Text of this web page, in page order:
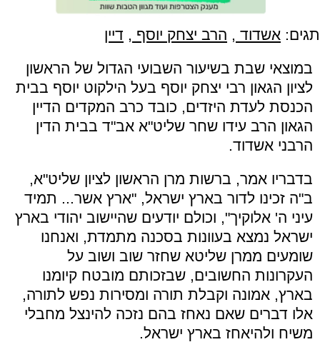
תגים: אשדוד , הרב יצחק יוסף , דיין
במוצאי שבת בשיעור השבועי הגדול של הראשון
לציון הגאון רבי יצחק יוסף בעל הילקוט יוסף בבית
הכנסת לעדת היזדים, כובד כרב המקדים הדיין
הגאון הרב עידו שחר שליט"א אב"ד בבית הדין
הרבני אשדוד.
בדבריו אמר, ברשות מרן הראשון לציון שליט"א,
ב"ה זכינו לדור בארץ ישראל, "ארץ אשר... תמיד
עיני ה' אלוקיך", וכולם יודעים שהיישוב יהודי בארץ
ישראל נמצא בעוונות בסכנה מתמדת, ואנחנו
שומעים ממרן שליטא שחזר שוב ושוב על
העקרונות החשובים, שבזכותם מובטח קיומנו
בארץ, אמונה וקבלת תורה ומסירות נפש לתורה,
אלו דברים שאם נאחז בהם נזכה להינצל מחבלי
משיח ולהיאחז בארץ ישראל.